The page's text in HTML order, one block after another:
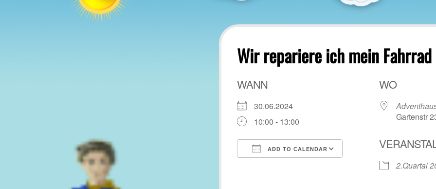
Wir repariere ich mein
WANN
30.06.2024
10:00 - 13:00
ADD TO CALENDAR
Google Calendar
WO
Gartenstr
2.Quartal